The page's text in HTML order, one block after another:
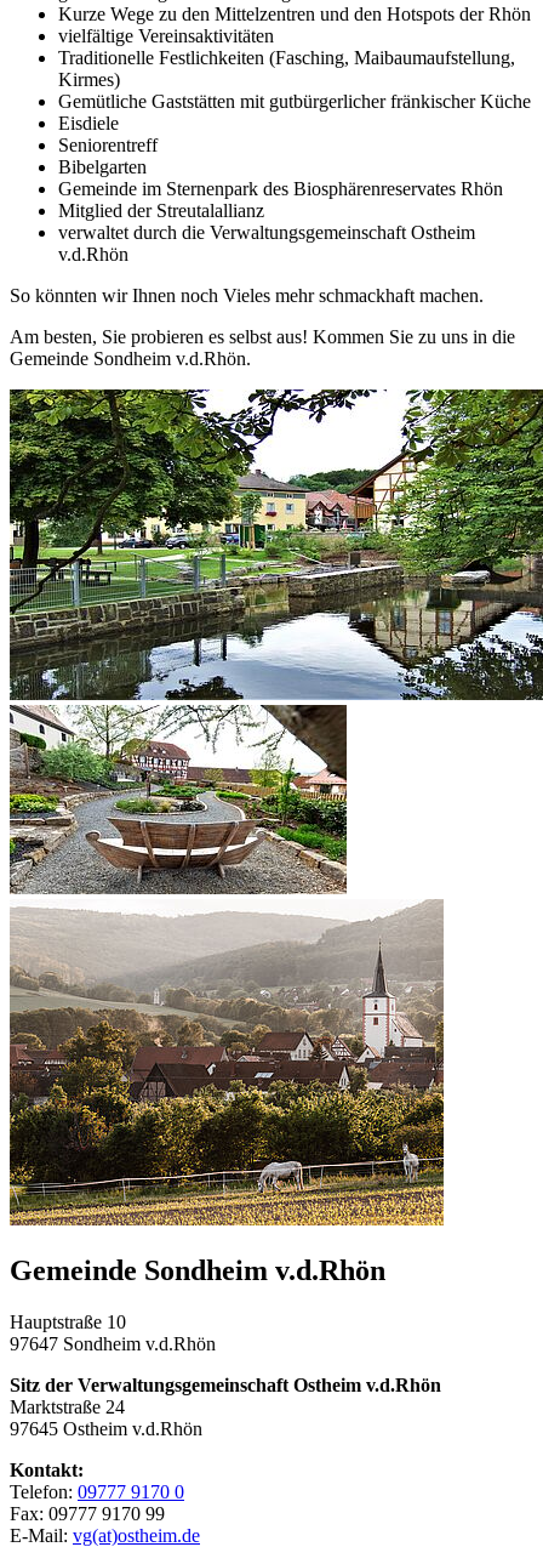
Kurze Wege zu den Mittelzentren und den Hotspots der Rhön
vielfältige Vereinsaktivitäten
Traditionelle Festlichkeiten (Fasching, Maibaumaufstellung,
Kirmes)
Gemütliche Gaststätten mit gutbürgerlicher fränkischer Küche
Eisdiele
Seniorentreff
Bibelgarten
Gemeinde im Sternenpark des Biosphärenreservates Rhön
Mitglied der Streutalallianz
verwaltet durch die Verwaltungsgemeinschaft Ostheim
v.d.Rhön
So könnten wir Ihnen noch Vieles mehr schmackhaft machen.
Am besten, Sie probieren es selbst aus! Kommen Sie zu uns in die
Gemeinde Sondheim v.d.Rhön.
Gemeinde Sondheim v.d.Rhön
Hauptstraße 10
97647 Sondheim v.d.Rhön
Sitz der Verwaltungsgemeinschaft Ostheim v.d.Rhön
Marktstraße 24
97645 Ostheim v.d.Rhön
Kontakt:
Telefon: 09777 9170 0
Fax: 09777 9170 99
E-Mail: vg(at)ostheim.de